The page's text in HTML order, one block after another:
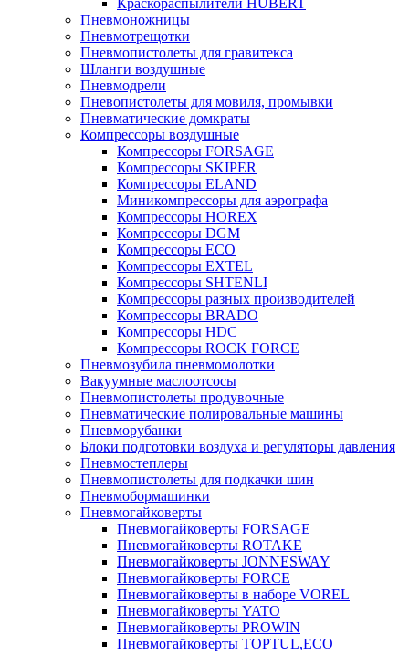
Краскораспылители HUBERT
Пневмоножницы
Пневмотрещотки
Пневмопистолеты для гравитекса
Шланги воздушные
Пневмодрели
Пневопистолеты для мовиля, промывки
Пневматические домкраты
Компрессоры воздушные
Компрессоры FORSAGE
Компрессоры SKIPER
Компрессоры ELAND
Миникомпрессоры для аэрографа
Компрессоры HOREX
Компрессоры DGM
Компрессоры ECO
Компрессоры EXTEL
Компрессоры SHTENLI
Компрессоры разных производителей
Компрессоры BRADO
Компрессоры HDC
Компрессоры ROCK FORCE
Пневмозубила пневмомолотки
Вакуумные маслоотсосы
Пневмопистолеты продувочные
Пневматические полировальные машины
Пневморубанки
Блоки подготовки воздуха и регуляторы давления
Пневмостеплеры
Пневмопистолеты для подкачки шин
Пневмобормашинки
Пневмогайковерты
Пневмогайковерты FORSAGE
Пневмогайковерты ROTAKE
Пневмогайковерты JONNESWAY
Пневмогайковерты FORCE
Пневмогайковерты в наборе VOREL
Пневмогайковерты YATO
Пневмогайковерты PROWIN
Пневмогайковерты TOPTUL,ECO